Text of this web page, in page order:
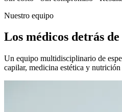
Nuestro equipo
Los médicos detrás
Un equipo multidisciplinario de
capilar, medicina estética y nutrición